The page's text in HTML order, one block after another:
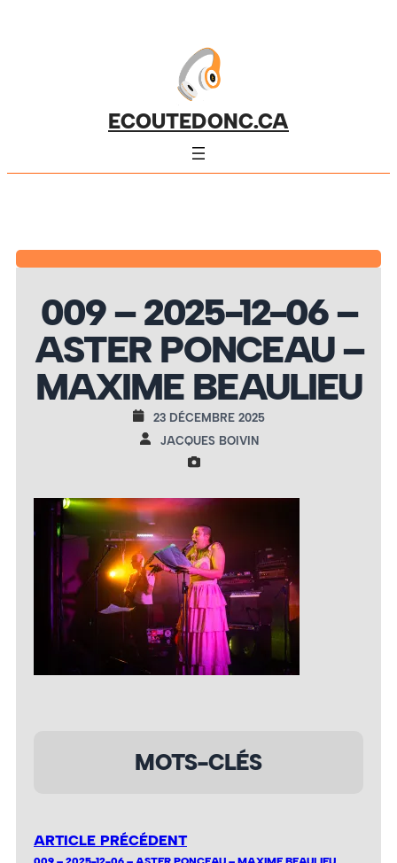
ECOUTEDONC.CA
009 – 2025-12-06 –
ASTER PONCEAU –
MAXIME BEAULIEU
23 DÉCEMBRE 2025
JACQUES BOIVIN
MOTS-CLÉS
ARTICLE PRÉCÉDENT